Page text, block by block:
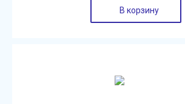
В корзину